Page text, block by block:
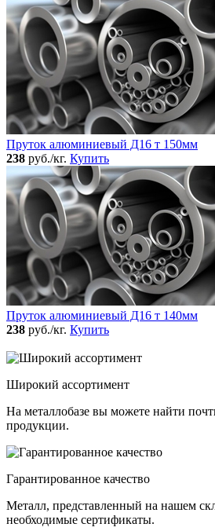
Пруток алюминиевый Д16 т 150мм
238 руб./кг. Купить
Пруток алюминиевый Д16 т 140мм
238 руб./кг. Купить
Широкий ассортимент
На металлобазе вы можете найти
продукции.
Гарантированное качество
Металл, представленный на нашем
необходимые сертификаты.